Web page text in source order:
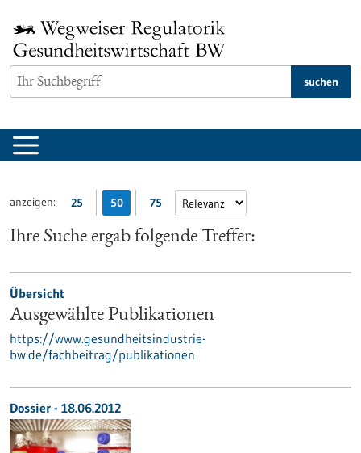
Inhalt
springen
suchen
anzeigen: 25 50 75
Ihre Suche ergab folgende Treffer:
Übersicht
Ausgewählte Publikationen
https://www.gesundheitsindustrie-
bw.de/fachbeitrag/publikationen
Dossier - 18.06.2012